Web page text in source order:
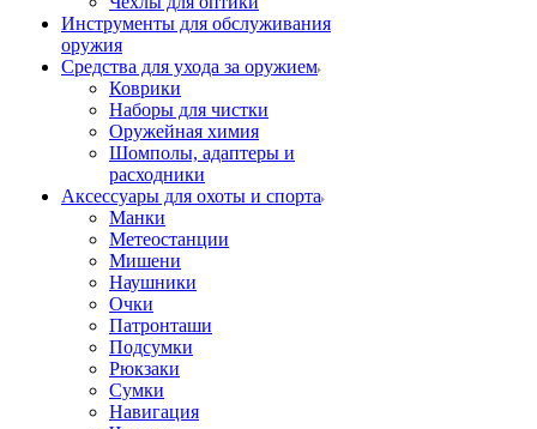
Инструменты для обслуживания
оружия
Средства для ухода за оружием
Коврики
Наборы для чистки
Оружейная химия
Шомполы, адаптеры и
расходники
Аксессуары для охоты и спорта
Манки
Метеостанции
Мишени
Наушники
Очки
Патронташи
Подсумки
Рюкзаки
Сумки
Навигация